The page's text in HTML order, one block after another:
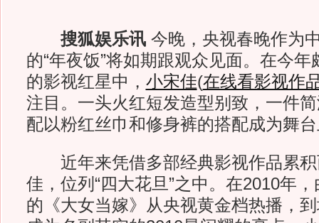
搜狐娱乐讯今晚，央视春晚作为
的“年夜饭”将如期跟观众见面。在今
的影视红星中， 小宋佳(在线看影视作
注目。一头火红短发造型别致，一件
配以粉红丝巾和修身裤的搭配成为舞
近年来凭借多部经典影视作品累积
佳，位列“四大花旦”之中。在2010年
的《大女当嫁》从央视黄金档热播，